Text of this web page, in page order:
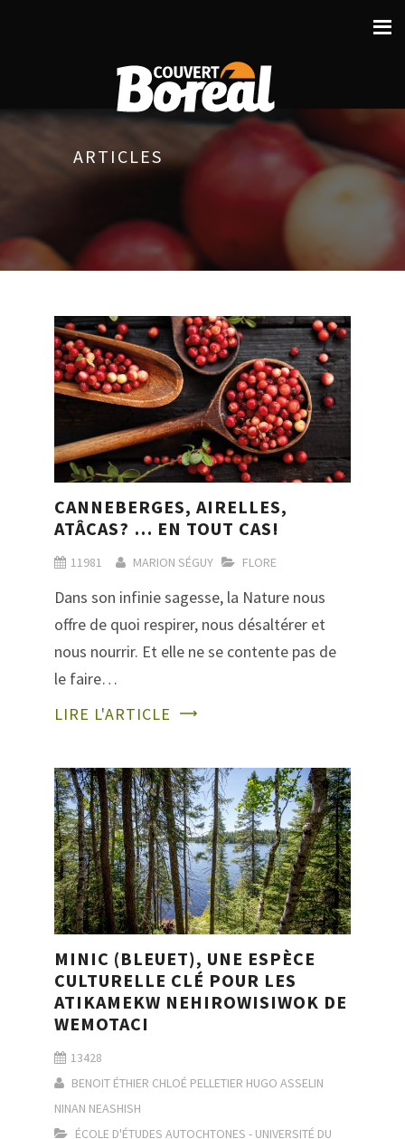
ARTICLES
CANNEBERGES, AIRELLES,
ATÂCAS? … EN TOUT CAS!
11981 MARION SÉGUY FLORE
Dans son infinie sagesse, la Nature nous
offre de quoi respirer, nous désaltérer et
nous nourrir. Et elle ne se contente pas de
le faire…
LIRE L'ARTICLE
MINIC (BLEUET), UNE ESPÈCE
CULTURELLE CLÉ POUR LES
ATIKAMEKW NEHIROWISIWOK DE
WEMOTACI
13428
BENOIT ÉTHIER CHLOÉ PELLETIER HUGO ASSELIN
NINAN NEASHISH
ÉCOLE D'ÉTUDES AUTOCHTONES - UNIVERSITÉ DU